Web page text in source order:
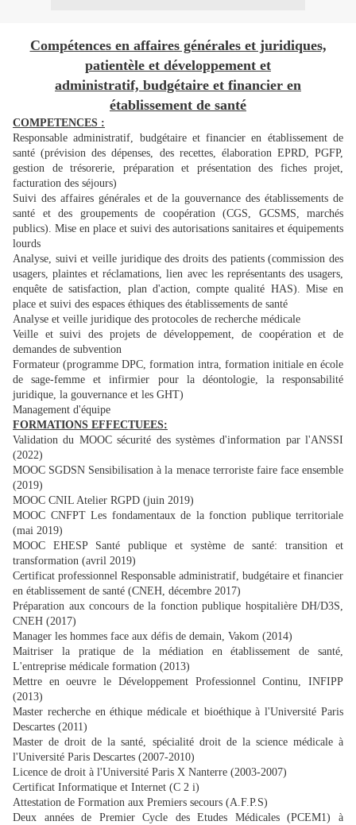
Compétences en affaires générales et juridiques,
patientèle et développement et
administratif, budgétaire et financier en
établissement de santé
COMPETENCES :
Responsable administratif, budgétaire et financier en établissement de
santé (prévision des dépenses, des recettes, élaboration EPRD, PGFP,
gestion de trésorerie, préparation et présentation des fiches projet,
facturation des séjours)
Suivi des affaires générales et de la gouvernance des établissements de
santé et des groupements de coopération (CGS, GCSMS, marchés
publics). Mise en place et suivi des autorisations sanitaires et équipements
lourds
Analyse, suivi et veille juridique des droits des patients (commission des
usagers, plaintes et réclamations, lien avec les représentants des usagers,
enquête de satisfaction, plan d'action, compte qualité HAS). Mise en
place et suivi des espaces éthiques des établissements de santé
Analyse et veille juridique des protocoles de recherche médicale
Veille et suivi des projets de développement, de coopération et de
demandes de subvention
Formateur (programme DPC, formation intra, formation initiale en école
de sage-femme et infirmier pour la déontologie, la responsabilité
juridique, la gouvernance et les GHT)
Management d'équipe
FORMATIONS EFFECTUEES:
Validation du MOOC sécurité des systèmes d'information par l'ANSSI
(2022)
MOOC SGDSN Sensibilisation à la menace terroriste faire face ensemble
(2019)
MOOC CNIL Atelier RGPD (juin 2019)
MOOC CNFPT Les fondamentaux de la fonction publique territoriale
(mai 2019)
MOOC EHESP Santé publique et système de santé: transition et
transformation (avril 2019)
Certificat professionnel Responsable administratif, budgétaire et financier
en établissement de santé (CNEH, décembre 2017)
Préparation aux concours de la fonction publique hospitalière DH/D3S,
CNEH (2017)
Manager les hommes face aux défis de demain, Vakom (2014)
Maitriser la pratique de la médiation en établissement de santé,
L'entreprise médicale formation (2013)
Mettre en oeuvre le Développement Professionnel Continu, INFIPP
(2013)
Master recherche en éthique médicale et bioéthique à l'Université Paris
Descartes (2011)
Master de droit de la santé, spécialité droit de la science médicale à
l'Université Paris Descartes (2007-2010)
Licence de droit à l'Université Paris X Nanterre (2003-2007)
Certificat Informatique et Internet (C 2 i)
Attestation de Formation aux Premiers secours (A.F.P.S)
Deux années de Premier Cycle des Etudes Médicales (PCEM1) à